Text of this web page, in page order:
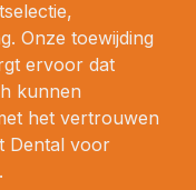
Onze toewijding
ervoor dat
kunnen
het vertrouwen
Dental voor